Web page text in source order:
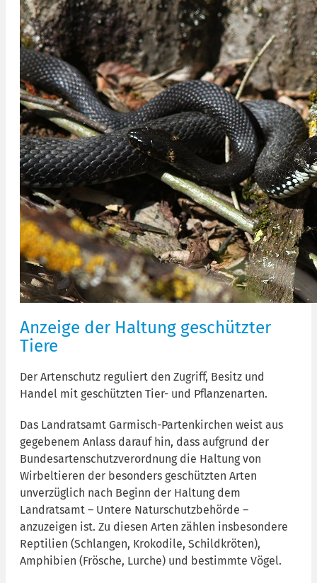
Anzeige der Haltung geschützter
Tiere
Der Artenschutz reguliert den Zugriff, Besitz und
Handel mit geschützten Tier- und Pflanzenarten.
Das Landratsamt Garmisch-Partenkirchen weist aus
gegebenem Anlass darauf hin, dass aufgrund der
Bundesartenschutzverordnung die Haltung von
Wirbeltieren der besonders geschützten Arten
unverzüglich nach Beginn der Haltung dem
Landratsamt – Untere Naturschutzbehörde –
anzuzeigen ist. Zu diesen Arten zählen insbesondere
Reptilien (Schlangen, Krokodile, Schildkröten),
Amphibien (Frösche, Lurche) und bestimmte Vögel.